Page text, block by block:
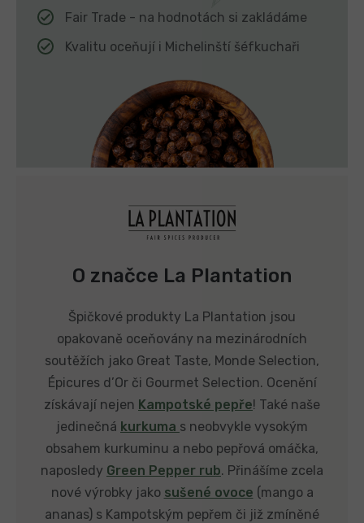
Fair Trade - na hodnotách si zakládáme
Kvalitu oceňují i Michelinští šéfkuchaři
O značce La Plantation
Špičkové produkty La Plantation jsou
opakovaně oceňovány na mezinárodních
soutěžích jako Great Taste, Monde Selection,
Épicures d’Or či Gourmet Selection. Ocenění
získávají nejen Kampotské pepře! Také naše
jedinečná kurkuma s neobvykle vysokým
obsahem kurkuminu a nebo pepřová omáčka,
naposledy Green Pepper rub. Přinášíme zcela
nové výrobky jako sušené ovoce (mango a
ananas) s Kampotským pepřem či již zmíněné